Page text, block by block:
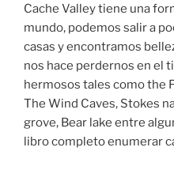
Cache Valley tiene una
mundo, podemos salir a
casas y encontramos
nos hace perdernos en el
hermosos tales como the
The Wind Caves, Stokes
grove, Bear lake entre
libro completo enumerar